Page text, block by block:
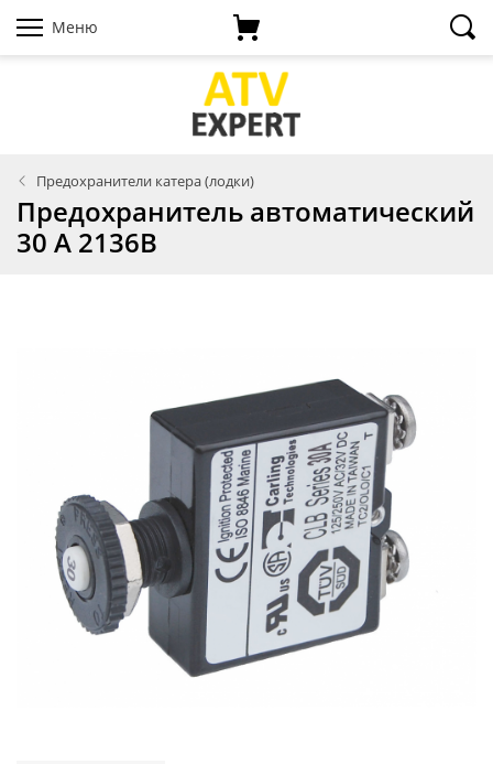
Меню
Предохранители катера (лодки)
Предохранитель автоматический
30 А 2136B